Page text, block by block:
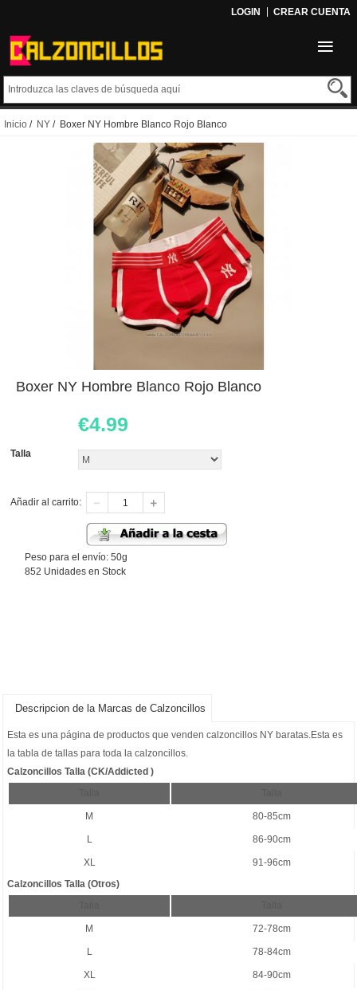
LOGIN CREAR CUENTA
Inicio / NY / Boxer NY Hombre Blanco Rojo Blanco
Boxer NY Hombre Blanco Rojo Blanco
€4.99
Talla
Añadir al carrito:
Peso para el envío: 50g
852 Unidades en Stock
Descripcion de la Marcas de Calzoncillos
Esta es una página de productos que venden calzoncillos NY baratas .Esta es
la tabla de tallas para toda la calzoncillos.
Calzoncillos Talla (CK/Addicted )
M 80-85cm
L 86-90cm
XL
91-96cm
Calzoncillos Talla (Otros)
M 72-78cm
L 78-84cm
XL 84-90cm